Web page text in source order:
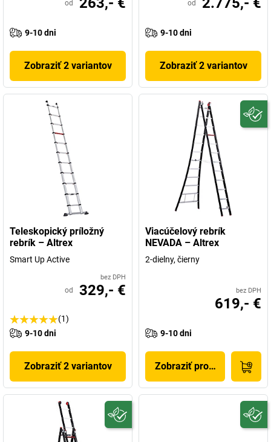
od
9-10 dni
Zobraziť 2 variantov
od
9-10 dni
Zobraziť 2 variantov
Teleskopický príložný
rebrík – Altrex
Smart Up Active
bez DPH
od 329,- €
(1)
9-10 dni
Zobraziť 2 variantov
Viacúčelový rebrík
NEVADA – Altrex
2-dielny, čierny
bez DPH
619,- €
9-10 dni
Zobraziť produkt